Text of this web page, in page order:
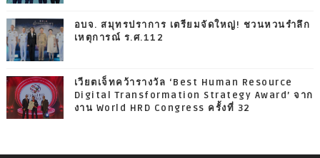
อบจ. สมุทรปราการ เตรียมจัดใหญ่! ชวนหวนรำลึก
เหตุการณ์ ร.ศ.112
เวียตเจ็ทคว้ารางวัล ‘Best Human Resource
Digital Transformation Strategy Award’ จาก
งาน World HRD Congress ครั้งที่ 32